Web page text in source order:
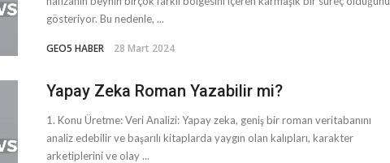
gösteriyor. Bu nedenle, ...
GEO5 HABER 28 Mart 2024
Yapay Zeka Roman Yazabilir mi?
1. Konu Üretme: Veri Analizi: Yapay zeka, geniş bir roman veritabanını
analiz edebilir ve başarılı kitaplarda yaygın olan kalıpları, karakter
arketiplerini ve olay ...